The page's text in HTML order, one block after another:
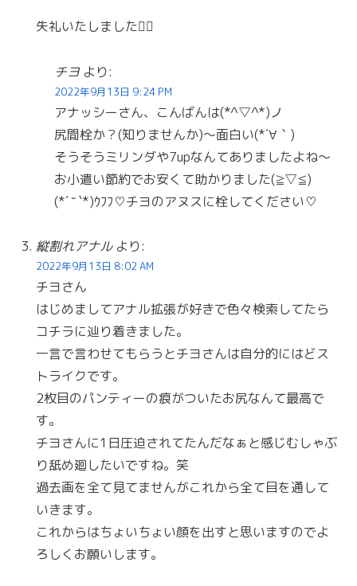
失礼いたしました🙇‍♂️
チヨ より:
2022年9月13日 9:24 PM
アナッシーさん、こんばんは(*^▽^*)ノ
尻間栓か？(知りませんか)〜面白い(*´∀｀)
そうそうミリンダや7upなんてありましたよね〜
お小遣い節約でお安くて助かりました(≧▽≦)
(*´ ˘ `*)ｳﾌﾌ♡チヨのアヌスに栓してください♡
縦割れアナル より:
2022年9月13日 8:02 AM
チヨさん
はじめましてアナル拡張が好きで色々検索してたら
コチラに辿り着きました。
一言で言わせてもらうとチヨさんは自分的にはどス
トライクです。
2枚目のパンティーの痕がついたお尻なんて最高で
す。
チヨさんに1日圧迫されてたんだなぁと感じむしゃぶ
り舐め廻したいですね。笑
過去画を全て見てませんがこれから全て目を通して
いきます。
これからはちょいちょい顔を出すと思いますのでよ
ろしくお願いします。